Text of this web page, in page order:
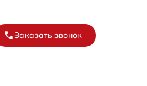
Заказать звонок